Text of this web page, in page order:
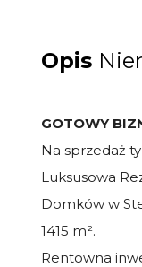
Opis
GOTOWY
Na sprzedaż
Luksusowa
Domków w
1415 m².
Rentowna